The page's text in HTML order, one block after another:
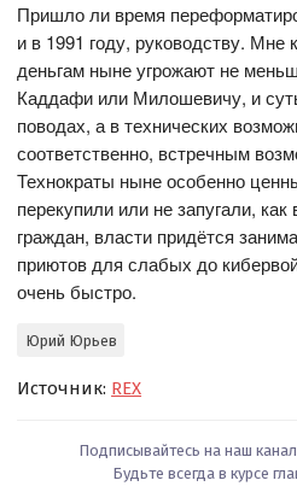
Пришло ли время
и в 1991 году, руководству. Мне
деньгам ныне угрожают не
Каддафи или Милошевичу, и
поводах, а в технических
соответственно, встречным
Технократы ныне особенно
перекупили или не запугали,
граждан, власти придётся
приютов для слабых до
очень быстро.
Юрий Юрьев
Источник: REX
Подписывайтесь на наш
Будьте всегда в курсе